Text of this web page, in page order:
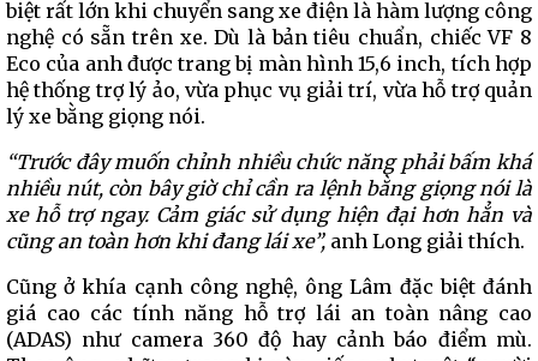
biệt rất lớn khi chuyển sang xe điện là hàm lượng công
nghệ có sẵn trên xe. Dù là bản tiêu chuẩn, chiếc VF 8
Eco của anh được trang bị màn hình 15,6 inch, tích hợp
hệ thống trợ lý ảo, vừa phục vụ giải trí, vừa hỗ trợ quản
lý xe bằng giọng nói.
“Trước đây muốn chỉnh nhiều chức năng phải bấm khá
nhiều nút, còn bây giờ chỉ cần ra lệnh bằng giọng nói là
xe hỗ trợ ngay. Cảm giác sử dụng hiện đại hơn hẳn và
cũng an toàn hơn khi đang lái xe”, anh Long giải thích.
Cũng ở khía cạnh công nghệ, ông Lâm đặc biệt đánh
giá cao các tính năng hỗ trợ lái an toàn nâng cao
(ADAS) như camera 360 độ hay cảnh báo điểm mù.